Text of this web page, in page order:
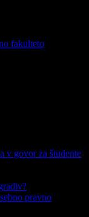
fakulteto
v govor za študente
pravno